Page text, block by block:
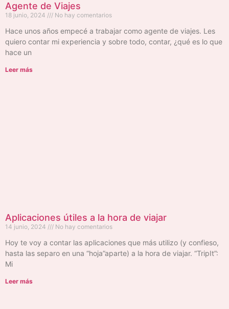
Agente de Viajes
18 junio, 2024 No hay comentarios
Hace unos años empecé a trabajar como agente de viajes. Les
quiero contar mi experiencia y sobre todo, contar, ¿qué es lo que
hace un
Leer más
Aplicaciones útiles a la hora de viajar
14 junio, 2024 No hay comentarios
Hoy te voy a contar las aplicaciones que más utilizo (y confieso,
hasta las separo en una “hoja”aparte) a la hora de viajar. “TripIt”:
Mi
Leer más